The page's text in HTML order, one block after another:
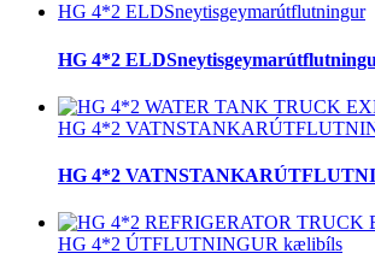
HG 4*2 ELDSneytisgeymarútflutningur
HG 4*2
HG 4*2
HG 4*2
HG 4*2 ÚTFLUTNINGUR kælibíls